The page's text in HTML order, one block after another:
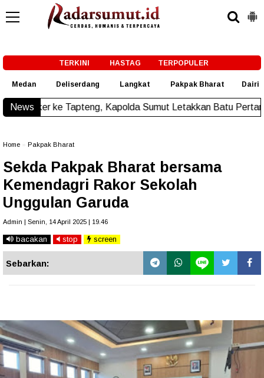
TERKINI HASTAG TERPOPULER
Medan Deliserdang Langkat Pakpak Bharat Dairi
NewsKapolda Sumut Letakkan Batu Pertama Pembangunan
Home Pakpak Bharat
Sekda Pakpak Bharat bersama
Kemendagri Rakor Sekolah
Unggulan Garuda
Admin | Senin, 14 April 2025 | 19.46
bacakan stop screen
Sebarkan: